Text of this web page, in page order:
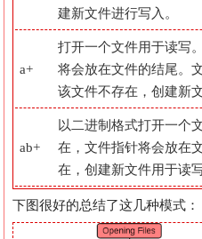
建新文件进行写入。
a+
打开一个文件用于读写
将会放在文件的结尾。
该文件不存在，创建新
ab+
以二进制格式打开一个
在，文件指针将会放在
在，创建新文件用于读写
下图很好的总结了这几种模式：